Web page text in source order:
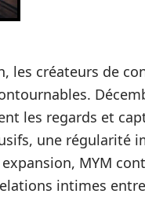
les créateurs de
les regards et
une régularité
MYM
intimes